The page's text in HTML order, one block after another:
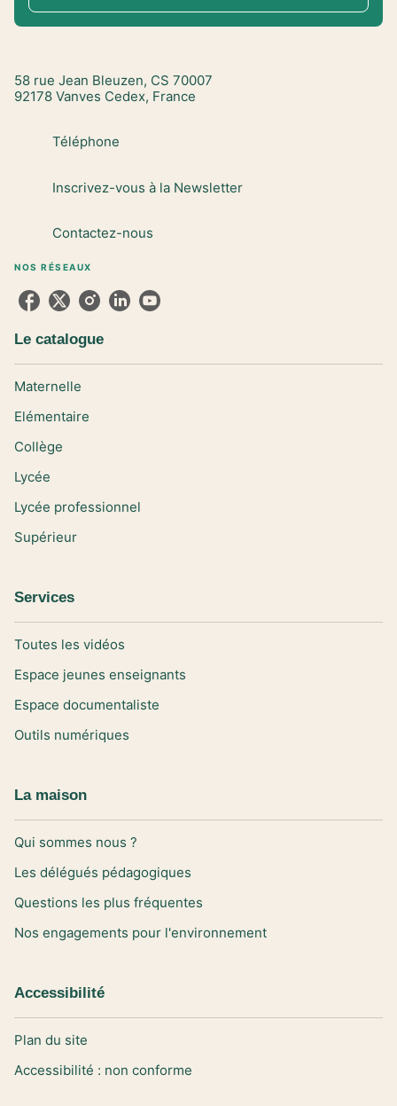
58 rue Jean Bleuzen, CS 70007
92178 Vanves Cedex, France
Téléphone
Inscrivez-vous à la Newsletter
Contactez-nous
NOS RÉSEAUX
Le catalogue
Maternelle
Elémentaire
Collège
Lycée
Lycée professionnel
Supérieur
Services
Toutes les vidéos
Espace jeunes enseignants
Espace documentaliste
Outils numériques
La maison
Qui sommes nous ?
Les délégués pédagogiques
Questions les plus fréquentes
Nos engagements pour l'environnement
Accessibilité
Plan du site
Accessibilité : non conforme